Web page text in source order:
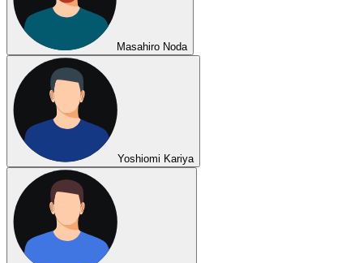
Masahiro Noda
Yoshiomi Kariya